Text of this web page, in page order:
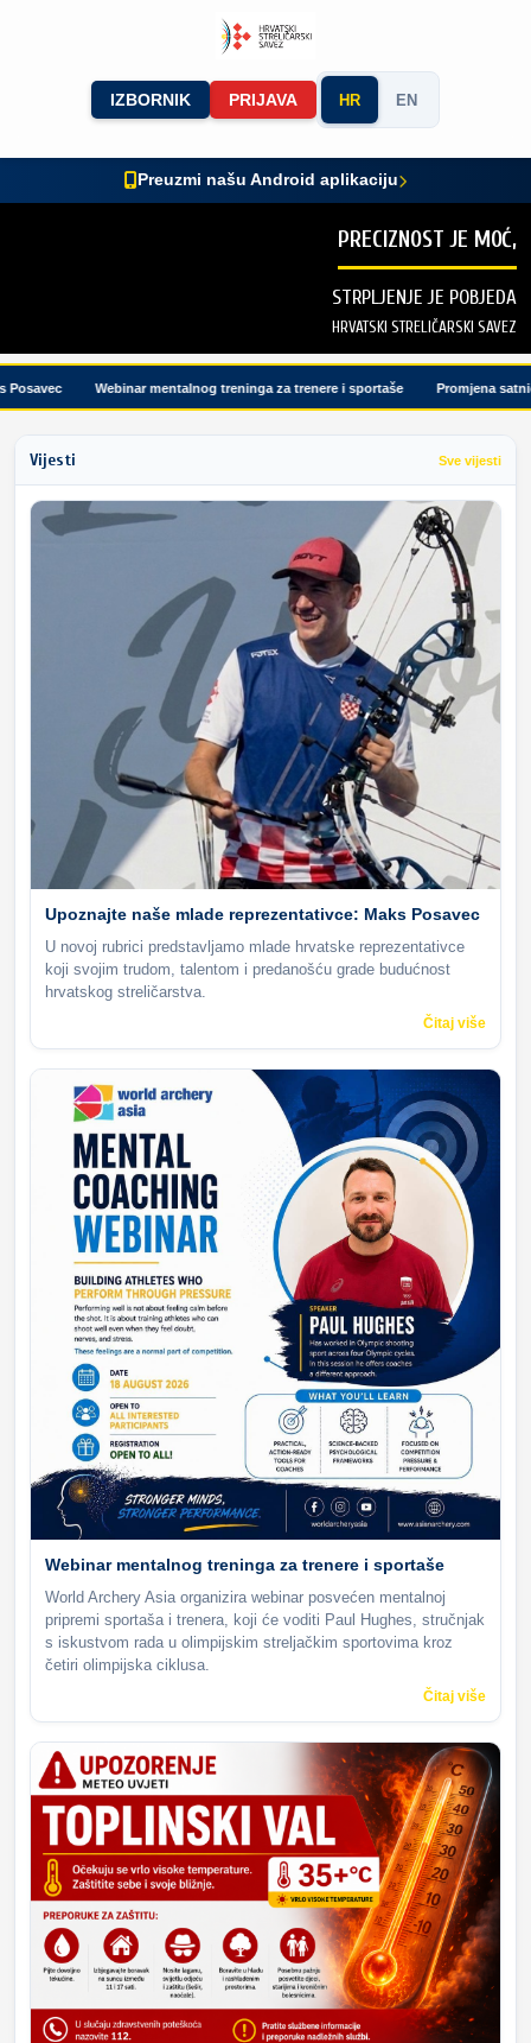
IZBORNIK PRIJAVA HR EN
Preuzmi našu Android aplikaciju
PRECIZNOST JE MOĆ,
STRPLJENJE JE POBJEDA
HRVATSKI STRELIČARSKI SAVEZ
Webinar mentalnog treninga za trenere i sportaše Promjena
Vijesti Sve vijesti
Upoznajte naše mlade reprezentativce: Maks Posavec
U novoj rubrici predstavljamo mlade hrvatske reprezentativce
koji svojim trudom, talentom i predanošću grade budućnost
hrvatskog streličarstva.
Čitaj više
Webinar mentalnog treninga za trenere i sportaše
World Archery Asia organizira webinar posvećen mentalnoj
pripremi sportaša i trenera, koji će voditi Paul Hughes, stručnjak
s iskustvom rada u olimpijskim streljačkim sportovima kroz
četiri olimpijska ciklusa.
Čitaj više